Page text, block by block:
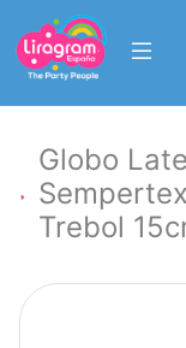
Globo
Trebol